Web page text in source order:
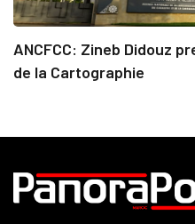
ANCFCC: Zineb Didouz
de la Cartographie